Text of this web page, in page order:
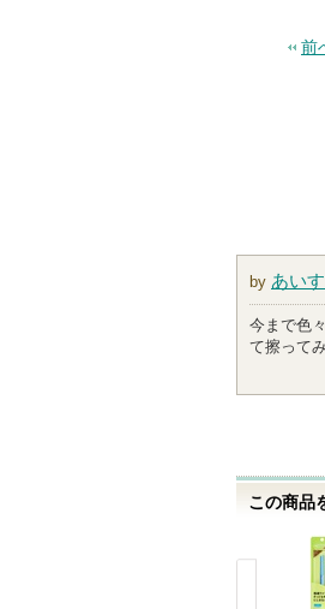
前
by あい
今まで色
て擦って
この商品